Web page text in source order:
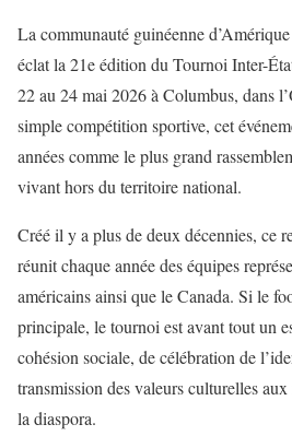
La communauté guinéenne
éclat la 21e édition du Tournoi Inter-
22 au 24 mai 2026 à Columbus, dans
simple compétition sportive, cet
années comme le plus grand
vivant hors du territoire national.
Créé il y a plus de deux décennies, ce
réunit chaque année des équipes
américains ainsi que le Canada. Si le
principale, le tournoi est avant tout un
cohésion sociale, de célébration de
transmission des valeurs culturelles
la diaspora.